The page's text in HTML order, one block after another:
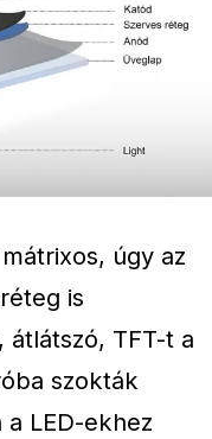
úgy az
is
átlátszó, TFT-t a
szokták
LED-ekhez